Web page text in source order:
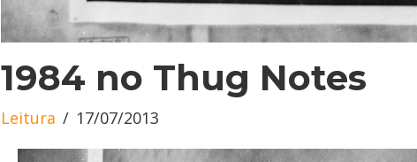
1984 no Thug Notes
Leitura 17/07/2013